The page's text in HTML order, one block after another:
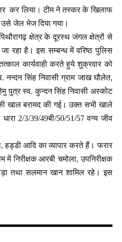
कर लिया। टीम ने तस्कर के खिलाफ
उसे जेल भेज दिया गया।
क्षेत्र के दूरस्थ जंगल क्षेत्रों से
रहा है। इस सम्बन्ध में वरिष्ठ पुलिस
कार्यवाही करते हुये शुक्रवार को
सिंह निवासी ग्राम जाख घौलेत,
पुत्र स्व. कुन्दन सिंह निवासी अस्कोट
खाल बरामद की गई। उक्त सभी खाले
2/3/39/49बी/50/51/57 वन्य जीव
हड्डी आदि का व्यापार करते हैं। फरार
निरीक्षक आरबी चमोला, उपनिरीक्षक
तथा सलमान खान शामिल रहे। इस